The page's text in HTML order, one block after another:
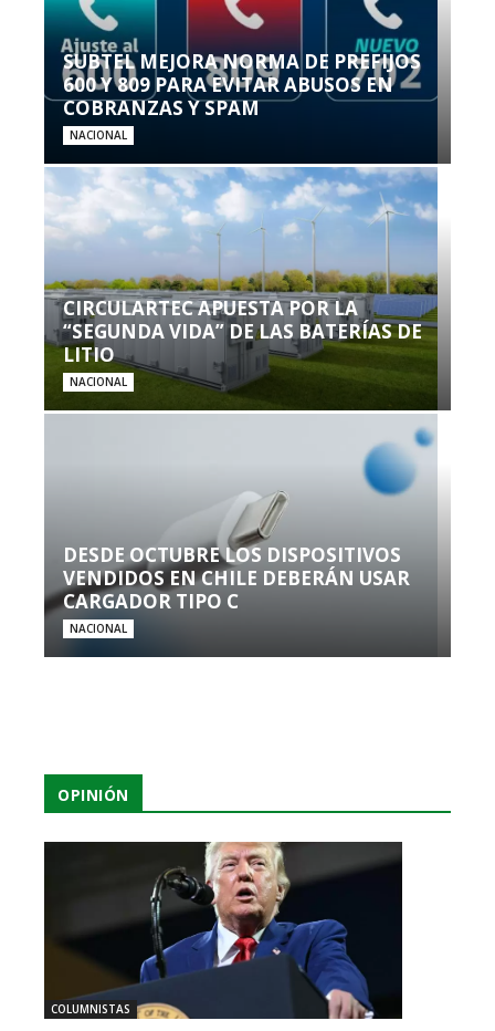
SUBTEL MEJORA NORMA DE PREFIJOS
600 Y 809 PARA EVITAR ABUSOS EN
COBRANZAS Y SPAM
NACIONAL
CIRCULARTEC APUESTA POR LA
“SEGUNDA VIDA” DE LAS BATERÍAS DE
LITIO
NACIONAL
DESDE OCTUBRE LOS DISPOSITIVOS
VENDIDOS EN CHILE DEBERÁN USAR
CARGADOR TIPO C
NACIONAL
OPINIÓN
COLUMNISTAS